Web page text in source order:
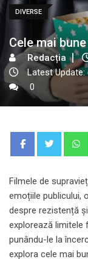
DIVERSE
Cele mai
Redacția
Latest Update:
0
Filmele de
emoțiile publicului,
despre rezistență
explorează limitele
punându-le la
explora cele mai